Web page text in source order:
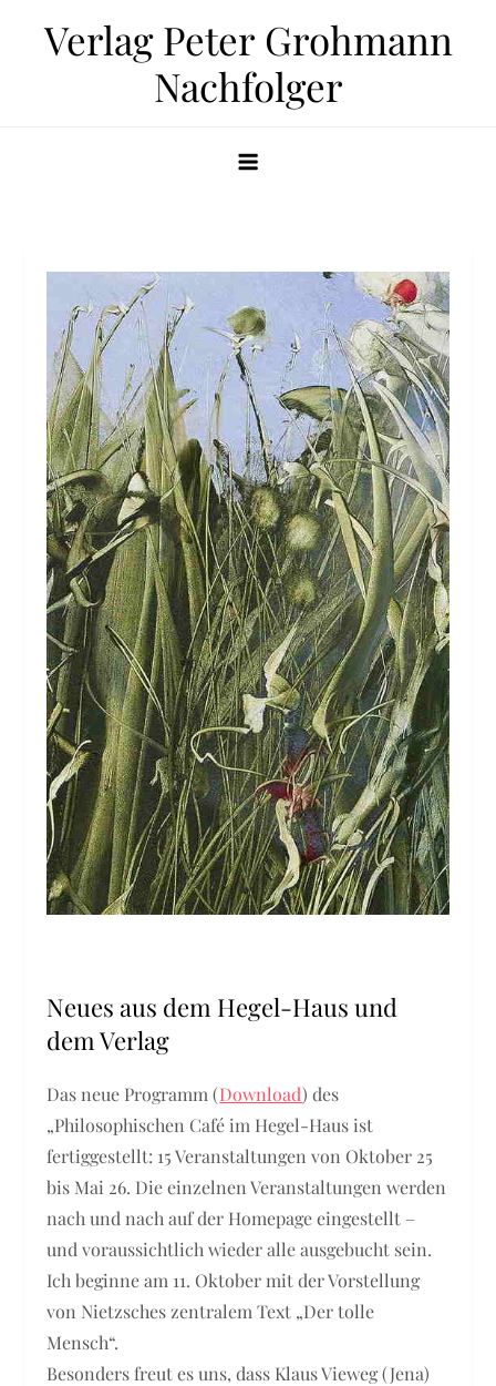
Verlag Peter Grohmann
Nachfolger
Neues aus dem Hegel-Haus und
dem Verlag
Das neue Programm (Download) des
„Philosophischen Café im Hegel-Haus ist
fertiggestellt: 15 Veranstaltungen von Oktober 25
bis Mai 26. Die einzelnen Veranstaltungen werden
nach und nach auf der Homepage eingestellt –
und voraussichtlich wieder alle ausgebucht sein.
Ich beginne am 11. Oktober mit der Vorstellung
von Nietzsches zentralem Text „Der tolle
Mensch“.
Besonders freut es uns, dass Klaus Vieweg (Jena)